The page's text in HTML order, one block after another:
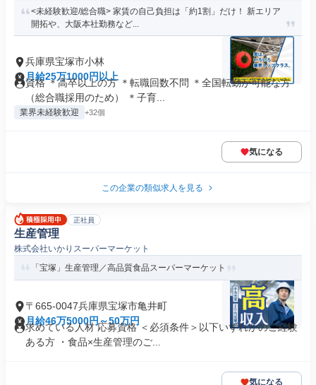
<未経験歓迎/総合職> 家賃の自己負担は「約1割」だけ！ 新エリア
開拓や、大阪本社勤務など...
兵庫県宝塚市小林
月給25万1000円以上
資格 ＊高卒以上の方 ＊転職回数不問 ＊全国転勤が可能な方
（総合職採用のため） ＊子育...
業界未経験歓迎 +32個
気になる
この企業の類似求人を見る
正社員
生産管理
株式会社いかりスーパーマーケット
「宝塚」生産管理／高品質食品スーパーマーケット
〒665-0047兵庫県宝塚市亀井町
月給46万5000円～50万円
求めている人材 応募資格 ＜必須条件＞以下いずれかのご経験
ある方 ・食品×生産管理のご...
気になる